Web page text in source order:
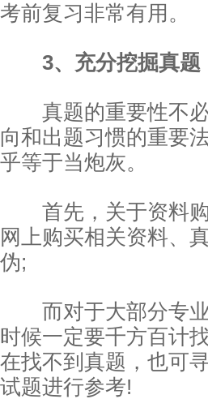
考前复习非常有用。
3、充分挖掘真题
真题的重要性不必
向和出题习惯的重要
乎等于当炮灰。
首先，关于资料购
网上购买相关资料、
伪;
而对于大部分专业
时候一定要千方百计
在找不到真题，也可
试题进行参考!